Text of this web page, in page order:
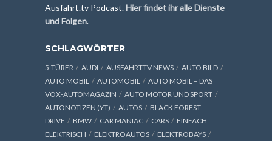
Ausfahrt.tv Podcast.Hier findet ihr alle Dienste
und Folgen.
SCHLAGWÖRTER
5-TÜRER AUDI AUSFAHRTTV NEWS
AUTO BILD
AUTO MOBIL
AUTOMOBIL
AUTO MOBIL – DAS
VOX-AUTOMAGAZIN
AUTO MOTOR UND SPORT
AUTONOTIZEN (YT)
AUTOS
BLACK FOREST
DRIVE
BMW CAR MANIAC CARS
EINFACH
ELEKTRISCH
ELEKTROAUTOS
ELEKTROBAYS